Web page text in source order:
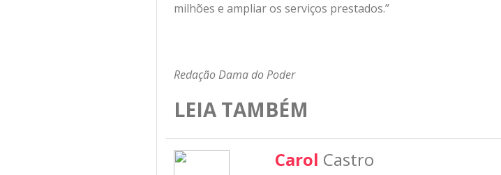
milhões e ampliar os serviços prestados.”
Redação Dama do Poder
LEIA TAMBÉM
Carol Castro